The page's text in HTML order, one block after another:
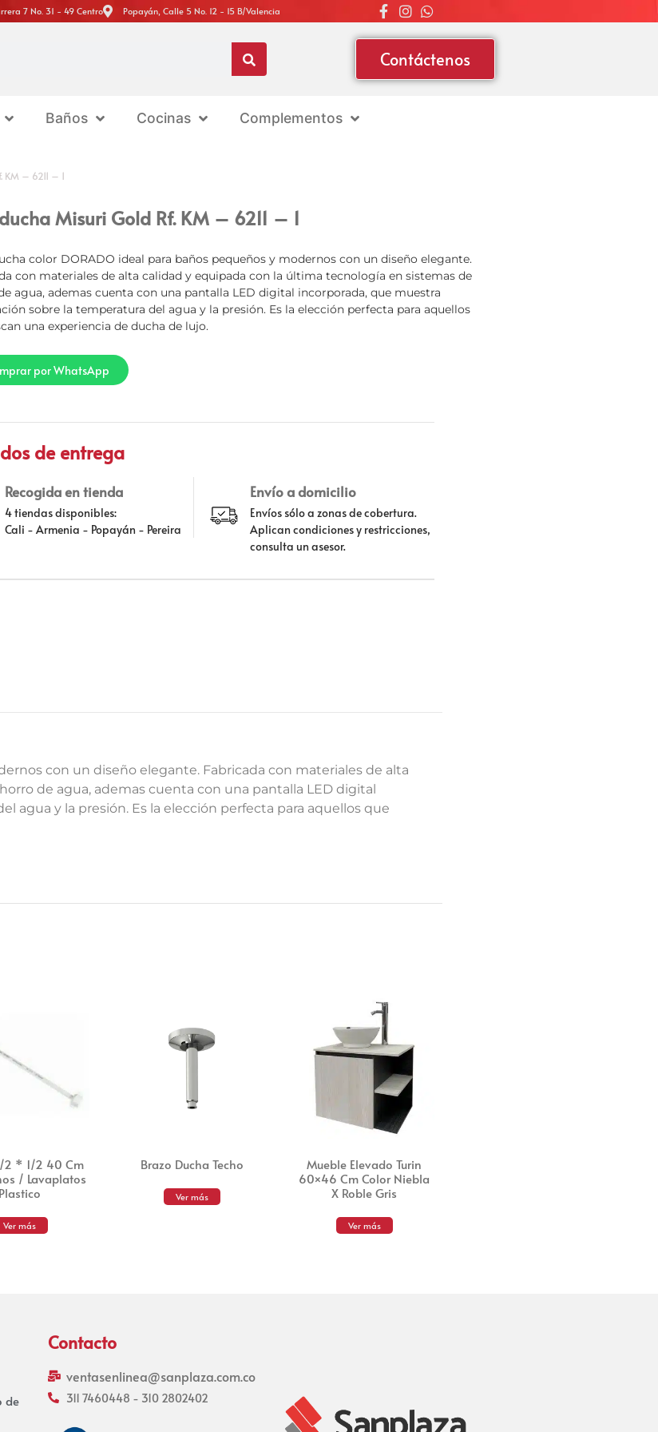
7 No. 31 - 49 Centro Popayán, Calle 5 No. 12 - 15 B/Valencia
Contáctenos
Baños Cocinas Complementos
– 6211 – 1
Misuri Gold Rf. KM – 6211 – 1
color DORADO ideal para baños pequeños y modernos con un diseño elegante.
con materiales de alta calidad y equipada con la última tecnología en sistemas de
agua, ademas cuenta con una pantalla LED digital incorporada, que muestra
sobre la temperatura del agua y la presión. Es la elección perfecta para aquellos
una experiencia de ducha de lujo.
por WhatsApp
de entrega
Recogida en tienda
4 tiendas disponibles:
Cali - Armenia - Popayán - Pereira
Envío a domicilio
Envíos sólo a zonas de cobertura.
Aplican condiciones y restricciones,
consulta un asesor.
con un diseño elegante. Fabricada con materiales de alta
de agua, ademas cuenta con una pantalla LED digital
agua y la presión. Es la elección perfecta para aquellos que
2 * 1/2 40 Cm
/ Lavaplatos
Plastico
Ver más
Brazo Ducha Techo
Ver más
Mueble Elevado Turin
60×46 Cm Color Niebla
X Roble Gris
Ver más
de
Contacto
ventasenlinea@sanplaza.com.co
311 7460448 - 310 2802402